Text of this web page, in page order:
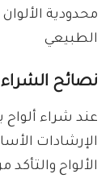
محدودية
الطبيعي
نصائح الشراء
عند شراء
الإرشادات
الألواح